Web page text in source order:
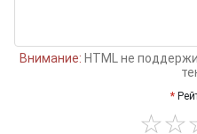
Внимание: HTML не